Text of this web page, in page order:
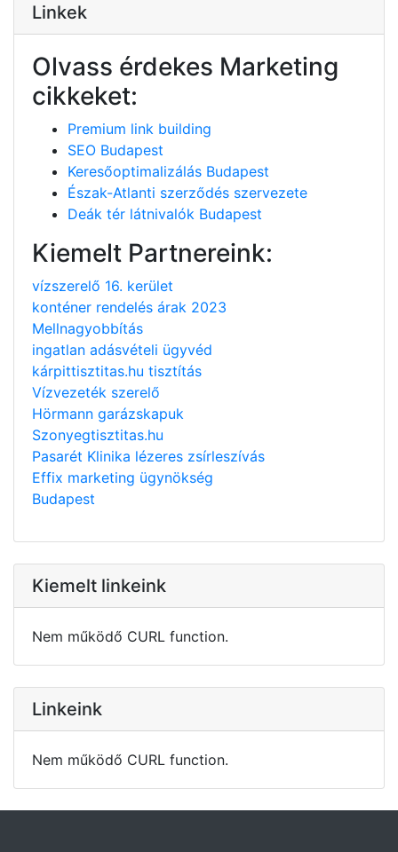
Linkek
Olvass érdekes Marketing
cikkeket:
Premium link building
SEO Budapest
Keresőoptimalizálás Budapest
Észak-Atlanti szerződés szervezete
Deák tér látnivalók Budapest
Kiemelt Partnereink:
vízszerelő 16. kerület
konténer rendelés árak 2023
Mellnagyobbítás
ingatlan adásvételi ügyvéd
kárpittisztitas.hu tisztítás
Vízvezeték szerelő
Hörmann garázskapuk
Szonyegtisztitas.hu
Pasarét Klinika lézeres zsírleszívás
Effix marketing ügynökség
Budapest
Kiemelt linkeink
Nem működő CURL function.
Linkeink
Nem működő CURL function.